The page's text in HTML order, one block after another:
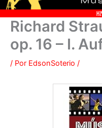
Richard
op. 16 – I.
/ Por EdsonSoterio /